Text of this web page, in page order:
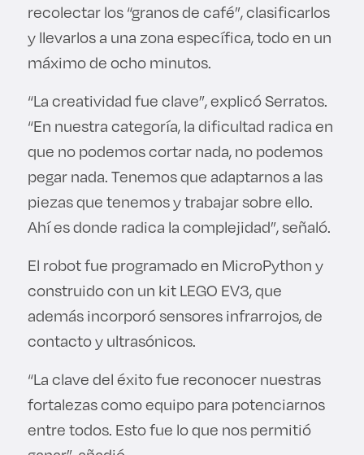
recolectar los “granos de café”, clasificarlos
y llevarlos a una zona específica, todo en un
máximo de ocho minutos.
“La creatividad fue clave”, explicó Serratos.
“En nuestra categoría, la dificultad radica en
que no podemos cortar nada, no podemos
pegar nada. Tenemos que adaptarnos a las
piezas que tenemos y trabajar sobre ello.
Ahí es donde radica la complejidad”, señaló.
El robot fue programado en MicroPython y
construido con un kit LEGO EV3, que
además incorporó sensores infrarrojos, de
contacto y ultrasónicos.
“La clave del éxito fue reconocer nuestras
fortalezas como equipo para potenciarnos
entre todos. Esto fue lo que nos permitió